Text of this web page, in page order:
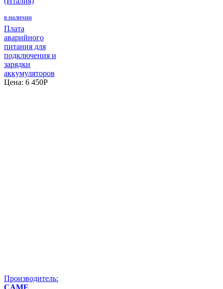
в наличии
Плата
аварийного
питания для
подключения и
зарядки
аккумуляторов
Цена: 6 450P
Производитель: